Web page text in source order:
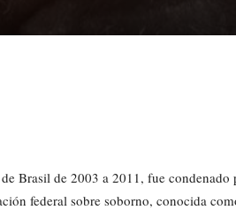
Brasil de 2003 a 2011, fue condenado
federal sobre soborno, conocida